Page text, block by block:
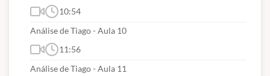
10:54
Análise de Tiago - Aula 10
11:56
Análise de Tiago - Aula 11